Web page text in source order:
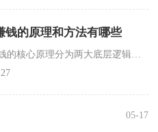
钱的原理和方法有哪些
05-17